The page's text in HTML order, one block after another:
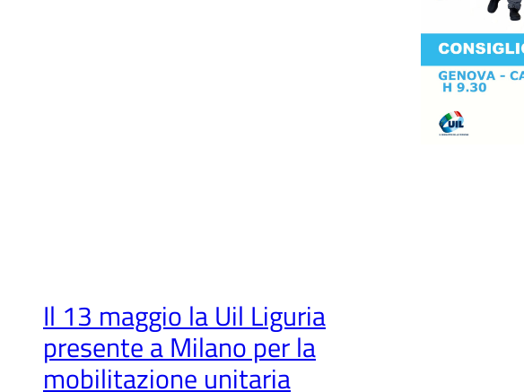
Il 13 maggio la Uil Liguria
presente a Milano per la
mobilitazione unitaria